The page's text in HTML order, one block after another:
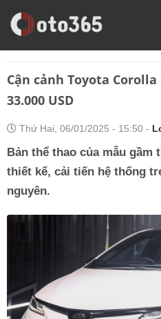
Trang Chủ
Tin Xe
Cận cảnh Toyota
33.000 USD
Thứ Hai, 06/01/2025 - 15:50 -
Bản thể thao của mẫu gầm
thiết kế, cải tiến hệ thống
nguyên.